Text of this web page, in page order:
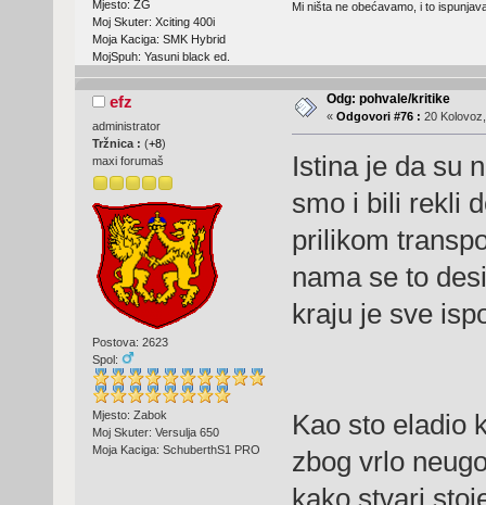
Mjesto: ZG
Moj Skuter: Xciting 400i
Moja Kaciga: SMK Hybrid
MojSpuh: Yasuni black ed.
Mi ništa ne obećavamo, i to
efz
administrator
Tržnica : (+8)
maxi forumaš
Postova: 2623
Spol:
Mjesto: Zabok
Moj Skuter: Versulja 650
Moja Kaciga: SchuberthS1 PRO
Odg: pohvale/kritike
« Odgovori #76 : 20
Istina je da su
smo i bili rekli
prilikom
nama se to
kraju je sve
Kao sto eladio
zbog vrlo